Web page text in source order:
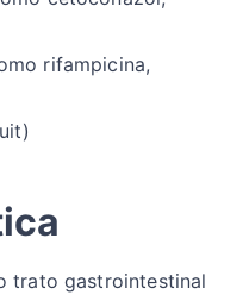
rifampicina,
trato gastrointestinal